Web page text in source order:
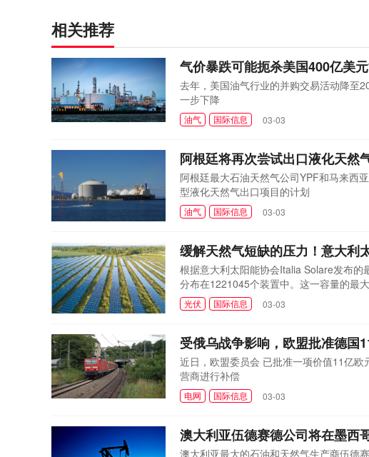
相关推荐
气价暴跌可能扼杀美国400亿美
去年，美国油气行业的并购交易活动降至
一步下降
油气 国际信息 03-03
阿根廷将再次尝试出口液化天然
阿根廷最大石油天然气公司YPF和马来西
型液化天然气出口项目的计划
油气 国际信息 03-03
缓解天然气短缺的压力！意大利
根据意大利太阳能协会Italia Solare发布的
分布在1221045个装置中。这一容量的最
33%
光伏 国际信息 03-03
受俄乌战争影响，欧盟批准德国
近日，欧盟委员会 已批准一项价值11亿
营商进行补偿
电网 国际信息 03-03
澳大利亚伍德赛德公司将在墨西
澳大利亚最大的石油和天然气生产商伍德